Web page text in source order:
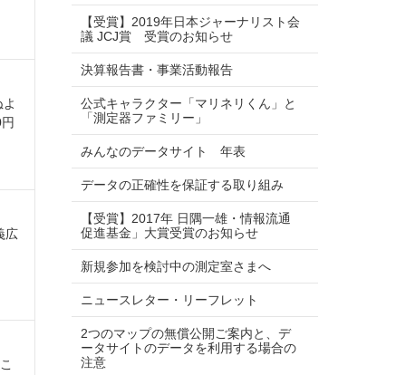
広
【受賞】2019年日本ジャーナリスト会
議 JCJ賞 受賞のお知らせ
決算報告書・事業活動報告
公式キャラクター「マリネリくん」と
「測定器ファミリー」
みんなのデータサイト 年表
データの正確性を保証する取り組み
【受賞】2017年 日隅一雄・情報流通
促進基金」大賞受賞のお知らせ
新規参加を検討中の測定室さまへ
ニュースレター・リーフレット
2つのマップの無償公開ご案内と、デ
ータサイトのデータを利用する場合の
注意